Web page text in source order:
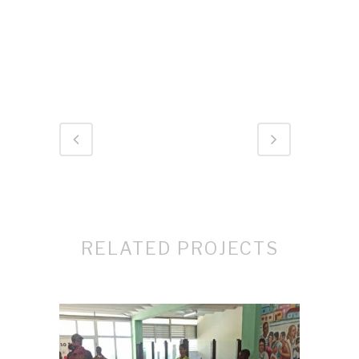
RELATED PROJECTS